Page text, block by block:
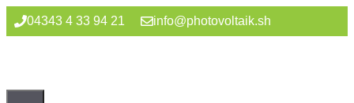
Zum
Inhalt
springen
04343 4 33 94 21 info@photovoltaik.sh